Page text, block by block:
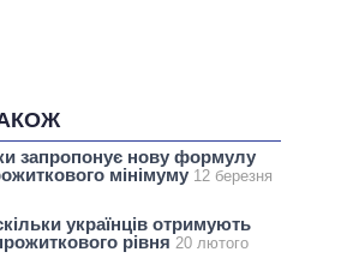
запропонує нову формулу
мінімуму 12 березня
українців отримують
рівня 20 лютого